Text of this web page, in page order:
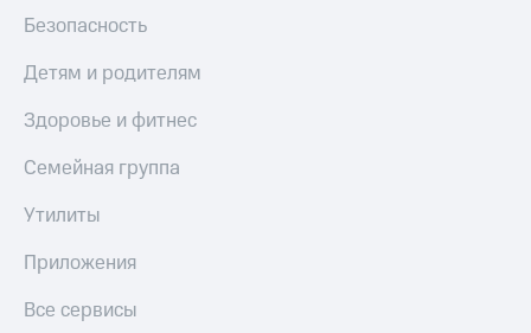
Оплата
и
ТВ
Переводы
телефона
по QR-
Безопасность
Детям и родителям
Здоровье и фитнес
Семейная группа
Утилиты
Приложения
Все сервисы